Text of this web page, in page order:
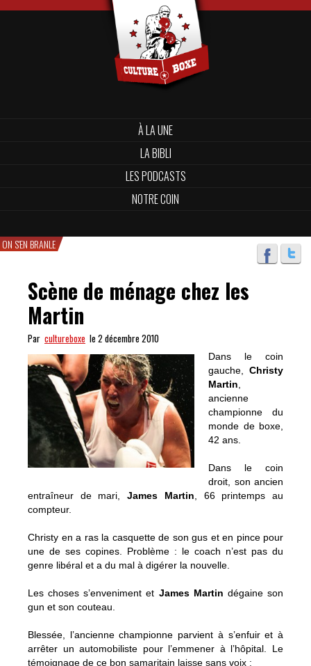
À LA UNE
LA BIBLI
LES PODCASTS
NOTRE COIN
ON S'EN BRANLE
Scène de ménage chez les
Martin
Par cultureboxe le 2 décembre 2010
Dans le coin
gauche, Christy
Martin
ancienne
championne du
monde de boxe,
42 ans.
Dans le coin
droit, son ancien
entraîneur de mari,James Martin , 66 printemps au
compteur.
Christy en a ras la casquette de son gus et en pince pour
une de ses copines. Problème : le coach n’est pas du
genre libéral et a du mal à digérer la nouvelle.
Les choses s’enveniment et James Martin dégaine son
gun et son couteau.
Blessée, l’ancienne championne parvient à s’enfuir et à
arrêter un automobiliste pour l’emmener à l’hôpital. Le
témoignage de ce bon samaritain laisse sans voix :